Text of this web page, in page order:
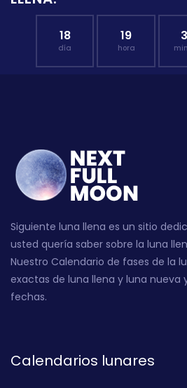
18
día
19
hora
Siguiente luna llena es un sitio
usted quería saber sobre la luna
Nuestro Calendario de fases de la
exactas de luna llena y luna nueva
fechas.
Calendarios lunares